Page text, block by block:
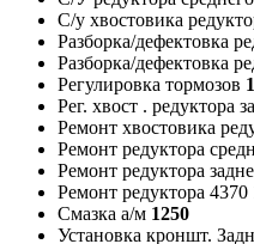
С/у хвостовика
Разборка/дефектовка
Разборка/дефектовка
Регулировка тормозов
Рег. хвост . редуктора
Ремонт хвостовика
Ремонт редуктора
Ремонт редуктора
Ремонт редуктора 4370
Смазка а/м 1250
Установка кроншт.